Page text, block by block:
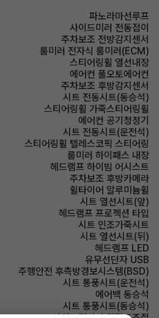
파노라마선루프
사이드미러 전동접이
주차보조 전방감지센서
룸미러 전자식 룸미러(ECM)
스티어링휠 열선내장
에어컨 풀오토에어컨
주차보조 후방감지센서
시트 전동시트(동승석)
스티어링휠 가죽스티어링휠
에어컨 공기청정기
시트 전동시트(운전석)
스티어링휠 텔레스코픽 스티어링
룸미러 하이패스 내장
헤드램프 하이빔 어시스트
주차보조 후방카메라
휠타이어 알루미늄휠
시트 열선시트(앞)
헤드램프 프로젝션 타입
시트 인조가죽시트
시트 열선시트(뒤)
헤드램프 LED
유무선단자 USB
주행안전 후측방경보시스템(BSD)
시트 통풍시트(운전석)
에어백 동승석
시트 통풍시트(동승석)